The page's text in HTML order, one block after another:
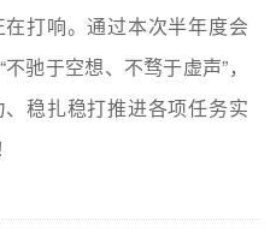
打响。通过本次半年度会
驰于空想、不骛于虚声”，
稳扎稳打推进各项任务实